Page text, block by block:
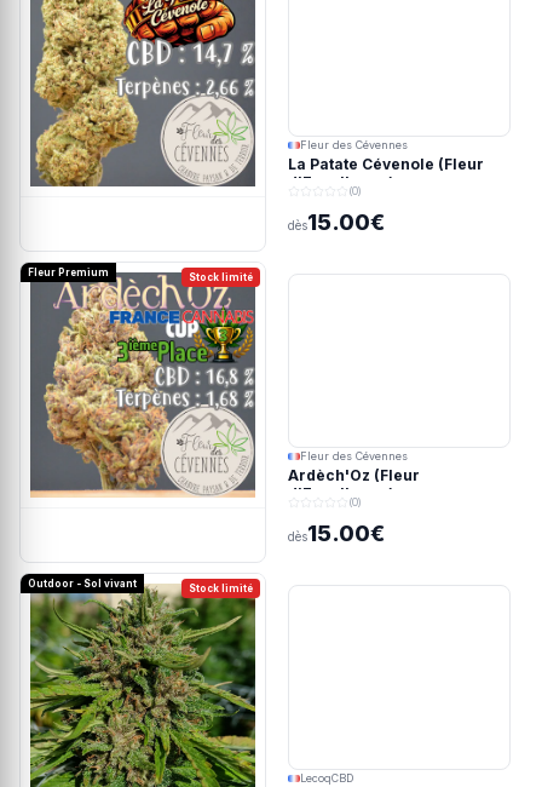
Fleur des Cévennes
La Patate Cévenole (Fleur
d'Excellence)
(0)
dès15.00€
Stock limité
Fleur Premium
Fleur des Cévennes
Ardèch'Oz (Fleur
d'Excellence)
(0)
dès15.00€
Stock limité
Outdoor - Sol vivant
LecoqCBD